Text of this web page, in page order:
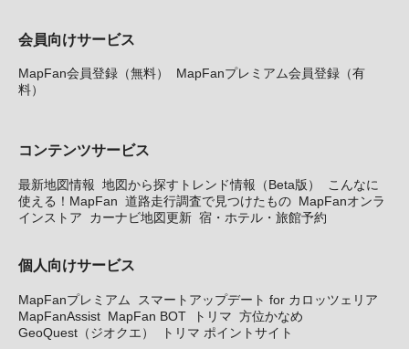
会員向けサービス
MapFan会員登録（無料）
MapFanプレミアム会員登録（有
料）
コンテンツサービス
最新地図情報 地図から探すトレンド情報（Beta版）
こんなに
使える！MapFan 道路走行調査で見つけたもの MapFanオンラ
インストア
カーナビ地図更新 宿・ホテル・旅館予約
個人向けサービス
MapFanプレミアム
スマートアップデート for カロッツェリア
MapFanAssist MapFan BOT トリマ 方位かなめ
GeoQuest（ジオクエ）
トリマ ポイントサイト